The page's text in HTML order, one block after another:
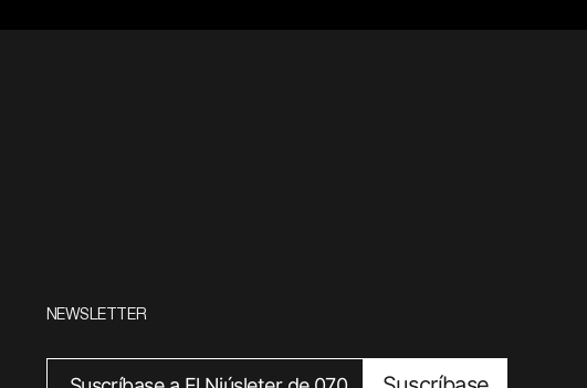
NEWSLETTER